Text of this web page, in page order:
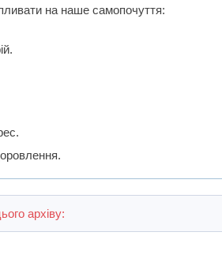
на наше самопочуття:
архіву: